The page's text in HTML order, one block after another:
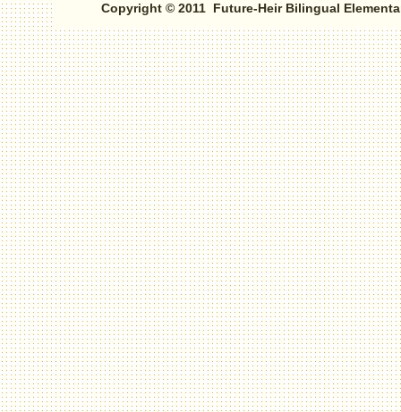
Copyright © 2011 Future-Heir Bilingual